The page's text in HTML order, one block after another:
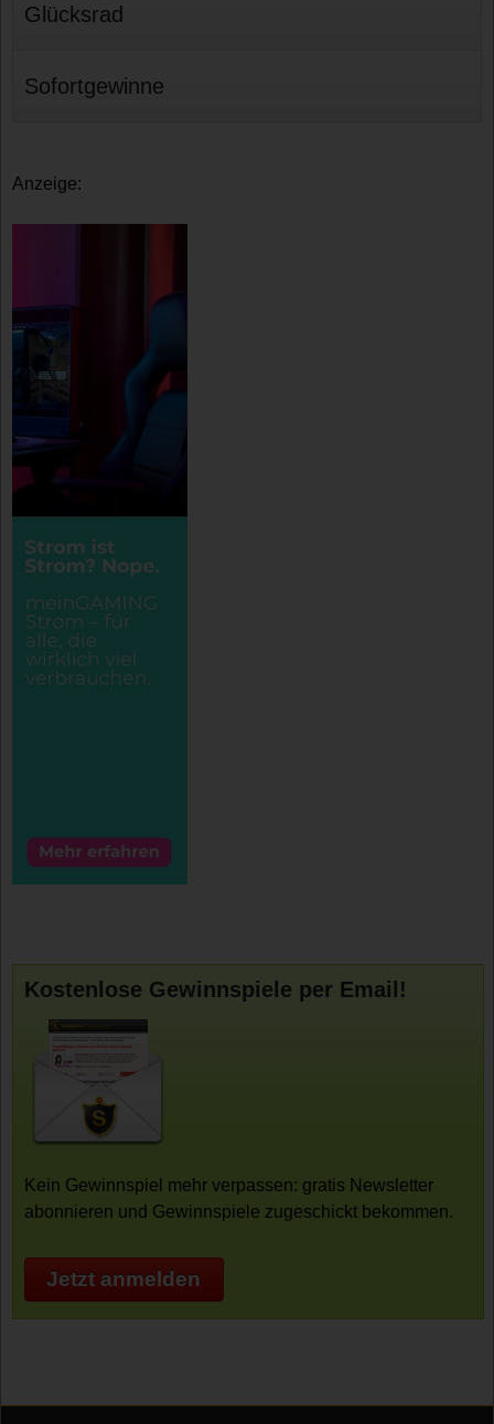
Glücksrad
Sofortgewinne
Anzeige:
Kostenlose Gewinnspiele per Email!
Kein Gewinnspiel mehr verpassen: gratis Newsletter
abonnieren und Gewinnspiele zugeschickt bekommen.
Jetzt anmelden